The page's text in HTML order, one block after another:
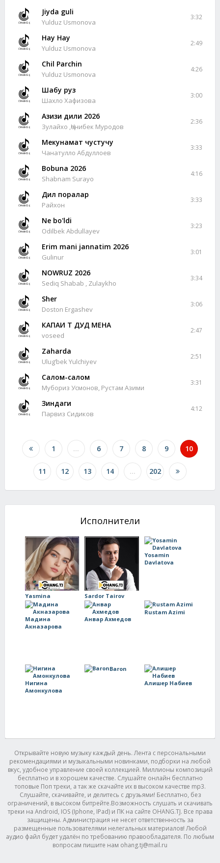
Jiyda guli
Yulduz Usmonova
3:32
Hay Hay
Yulduz Usmonova
2:49
Chil Parchin
Yulduz Usmonova
4:26
Шабу руз
Шахло Хафизова
3:00
Азизи дили 2026
Зулайхо ,Ҷонибек Муродов
2:36
Мекунамат чустучу
Чанатулло Абдуллоев
3:33
Bobuna 2026
Shabnam Surayo
4:16
Дил поралар
Райхон
3:33
Ne bo'ldi
Odilbek Abdullayev
3:23
Erim mani jannatim 2026
Gulinur
3:01
NOWRUZ 2026
Sediq Shabab , Zulaykho
3:34
Sher
Doston Ergashev
3:06
КАПАИ Т ДУД МЕНА
voseed
2:47
Zaharda
Ulug’bek Yulchiyev
2:51
Салом-салом
Мубориз Усмонов, Рустам Азими
3:31
Зиндаги
Парвиз Сидиков
4:12
1 ... 6 7 8 9 10
11 12 13 14 ... 202
Исполнители
Yasmina Sardor Tairov
Yosamin
Davlatova
Мадина
Акназарова
Анвар Ахмедов
Rustam Azimi
Нигина
Амонкулова
Baron
Алишер Набиев
Открывайте новую музыку каждый день. Лента с персональными
рекомендациями и музыкальными новинками, подборки на любой
вкус, удобное управление своей коллекцией. Миллионы композиций
бесплатно и в хорошем качестве. Слушайте онлайн бесплатно
топовые Поп треки, а так же скачайте их в высоком качестве mp3.
Слушайте, скачивайте, и делитесь с друзьями! Бесплатно, без
ограничений, в высоком битрейте.Возможность слушать и скачивать
треки на Android, IOS (Iphone, IPad) и ПК на сайте OHANG.TJ. Все права
защищены. Администрация не несет ответственность за
размещенные пользователями нелегальных материалов! Любой
аудио файл будет удалён по требованию правообладателя. По любым
вопросам пишите нам ohang.tj@mail.ru